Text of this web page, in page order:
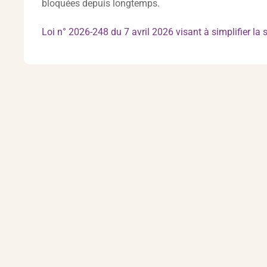
bloquées depuis longtemps.
Loi n° 2026-248 du 7 avril 2026 visant à simplifier